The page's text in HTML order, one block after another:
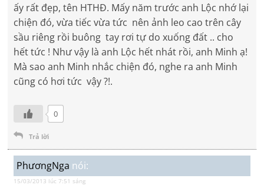
ấy rất đẹp, tên HTHĐ. Mấy năm trước anh Lộc nhớ lại
chiện đó, vừa tiếc vừa tức nên ảnh leo cao trên cây
sầu riêng rồi buông tay rơi tự do xuống đất .. cho
hết tức ! Như vậy là anh Lộc hết nhát rồi, anh Minh ạ!
Mà sao anh Minh nhắc chiện đó, nghe ra anh Minh
cũng có hơi tức vậy ?!.
0
Trả lời
PhươngNga nói:
15/03/2013 lúc 7:51 sáng